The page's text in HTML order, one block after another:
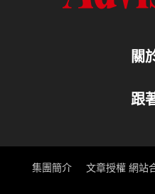
關
跟
集團簡介 文章授權 網站